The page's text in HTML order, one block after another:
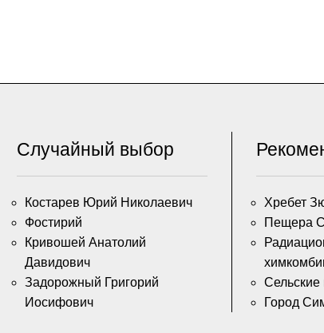
Случайный выбор
Костарев Юрий Николаевич
Фостирий
Кривошей Анатолий
Давидович
Задорожный Григорий
Иосифович
Хребет
Пещера
Сельские
Город